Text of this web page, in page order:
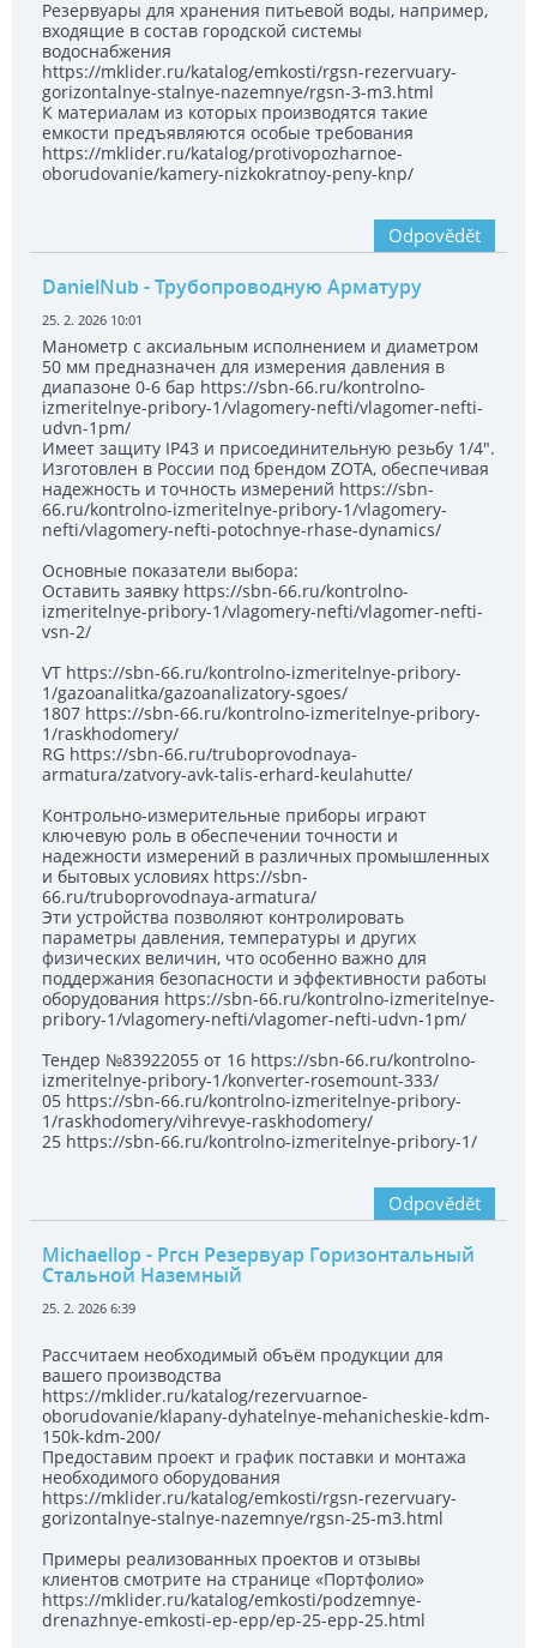
Резервуары для хранения питьевой воды, например,
входящие в состав городской системы
водоснабжения
https://mklider.ru/katalog/emkosti/rgsn-rezervuary-
gorizontalnye-stalnye-nazemnye/rgsn-3-m3.html
К материалам из которых производятся такие
емкости предъявляются особые требования
https://mklider.ru/katalog/protivopozharnoe-
oborudovanie/kamery-nizkokratnoy-peny-knp/
Odpovědět
DanielNub - Трубопроводную Арматуру
25. 2. 2026 10:01
Манометр с аксиальным исполнением и диаметром
50 мм предназначен для измерения давления в
диапазоне 0-6 бар https://sbn-66.ru/kontrolno-
izmeritelnye-pribory-1/vlagomery-nefti/vlagomer-nefti-
udvn-1pm/
Имеет защиту IP43 и присоединительную резьбу 1/4".
Изготовлен в России под брендом ZOTA, обеспечивая
надежность и точность измерений https://sbn-
66.ru/kontrolno-izmeritelnye-pribory-1/vlagomery-
nefti/vlagomery-nefti-potochnye-rhase-dynamics/
Основные показатели выбора:
Оставить заявку https://sbn-66.ru/kontrolno-
izmeritelnye-pribory-1/vlagomery-nefti/vlagomer-nefti-
vsn-2/
VT https://sbn-66.ru/kontrolno-izmeritelnye-pribory-
1/gazoanalitka/gazoanalizatory-sgoes/
1807 https://sbn-66.ru/kontrolno-izmeritelnye-pribory-
1/raskhodomery/
RG https://sbn-66.ru/truboprovodnaya-
armatura/zatvory-avk-talis-erhard-keulahutte/
Контрольно-измерительные приборы играют
ключевую роль в обеспечении точности и
надежности измерений в различных промышленных
и бытовых условиях https://sbn-
66.ru/truboprovodnaya-armatura/
Эти устройства позволяют контролировать
параметры давления, температуры и других
физических величин, что особенно важно для
поддержания безопасности и эффективности работы
оборудования https://sbn-66.ru/kontrolno-izmeritelnye-
pribory-1/vlagomery-nefti/vlagomer-nefti-udvn-1pm/
Тендер №83922055 от 16 https://sbn-66.ru/kontrolno-
izmeritelnye-pribory-1/konverter-rosemount-333/
05 https://sbn-66.ru/kontrolno-izmeritelnye-pribory-
1/raskhodomery/vihrevye-raskhodomery/
25 https://sbn-66.ru/kontrolno-izmeritelnye-pribory-1/
Odpovědět
Michaellop - Ргсн Резервуар Горизонтальный
Стальной Наземный
25. 2. 2026 6:39
Рассчитаем необходимый объём продукции для
вашего производства
https://mklider.ru/katalog/rezervuarnoe-
oborudovanie/klapany-dyhatelnye-mehanicheskie-kdm-
150k-kdm-200/
Предоставим проект и график поставки и монтажа
необходимого оборудования
https://mklider.ru/katalog/emkosti/rgsn-rezervuary-
gorizontalnye-stalnye-nazemnye/rgsn-25-m3.html
Примеры реализованных проектов и отзывы
клиентов смотрите на странице «Портфолио»
https://mklider.ru/katalog/emkosti/podzemnye-
drenazhnye-emkosti-ep-epp/ep-25-epp-25.html